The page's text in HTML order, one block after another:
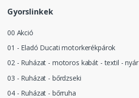
Gyorslinkek
00 Akció
01 - Eladó Ducati motorkerékpárok
02 - Ruházat - motoros kabát - textil - nyár
03 - Ruházat - bőrdzseki
04 - Ruházat - bőrruha